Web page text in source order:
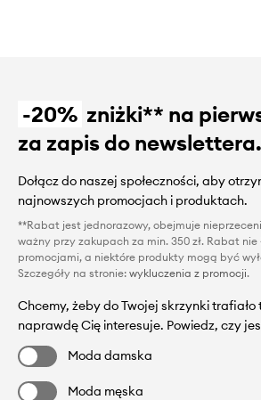
-20% zniżki** na
za zapis do newslettera.
Dołącz do naszej społeczności, aby
najnowszych promocjach i produktach.
**Rabat jest jednorazowy, obejmuje
ważny przy zakupach za min. 350 zł. Rabat nie
promocjami, a niektóre produkty mogą być
Szczegóły na stronie: wykluczenia z promocji.
Chcemy, żeby do Twojej skrzynki trafiało
naprawdę Cię interesuje. Powiedz, czy
Moda damska
Moda męska